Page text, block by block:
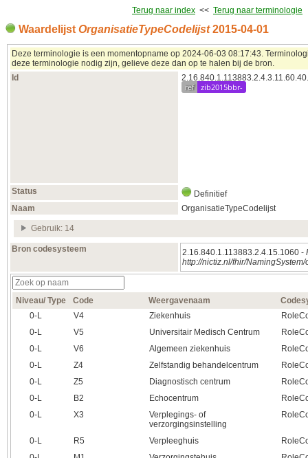
Terug naar index << Terug naar terminologie
Waardelijst OrganisatieTypeCodelijst2015‑04‑01
Deze terminologie is een momentopname op 2024‑06‑03 08:17:43.
deze terminologie nodig zijn, gelieve deze dan op te halen bij de bron.
Id
ref zib2015bbr-
Status
Definitief
Naam
OrganisatieTypeCodelijst
Gebruik: 14
Bron codesysteem 2.16.840.1.113883.2.4.15.1060 -
http://nictiz.nl/fhir/
Niveau/ Type Code Weergavenaam
0‑L
V4 Ziekenhuis
0‑L
V5 Universitair Medisch Centrum
0‑L
V6 Algemeen ziekenhuis
0‑L
Z4 Zelfstandig behandelcentrum
0‑L
Z5 Diagnostisch centrum
0‑L
B2 Echocentrum
0‑L
X3
Verplegings- of
verzorgingsinstelling
0‑L R5 Verpleeghuis